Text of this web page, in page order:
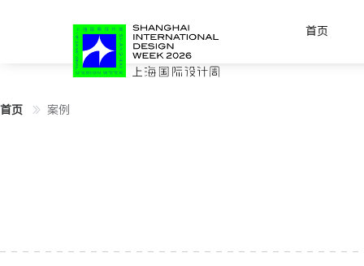
首页
首页 案例